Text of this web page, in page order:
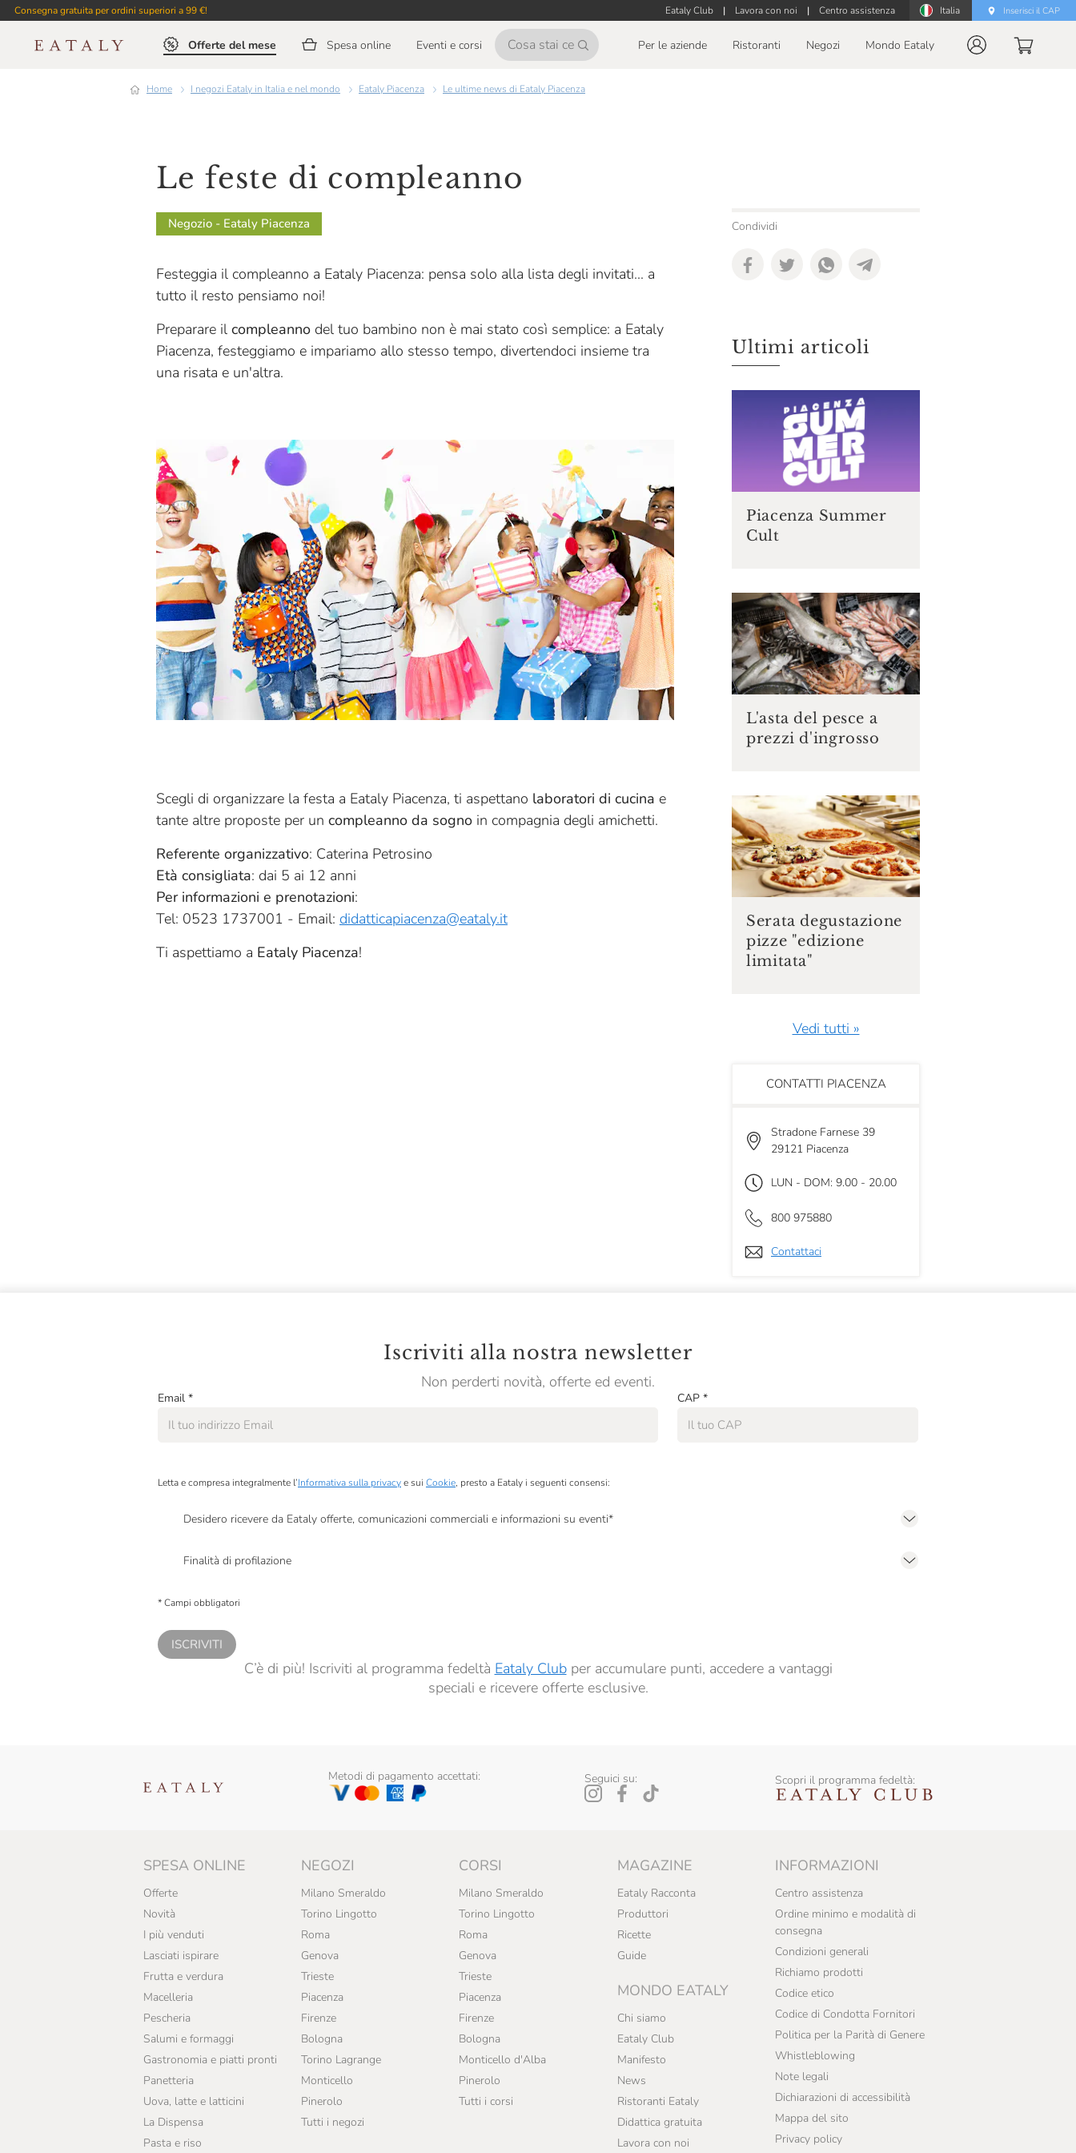
Consegna gratuita per ordini superiori a 99 €! Eataly Club | Lavora con noi | Centro assistenza Italia Inserisci il CAP
Offerte del mese Spesa online Eventi e corsi Per le aziende Ristoranti Negozi Mondo Eataly
Home I negozi Eataly in Italia e nel mondo Eataly Piacenza Le ultime news di Eataly Piacenza
Le feste di compleanno
Negozio - Eataly Piacenza
Festeggia il compleanno a Eataly Piacenza: pensa solo alla lista degli invitati... a
tutto il resto pensiamo noi!
Preparare il compleanno del tuo bambino non è mai stato così semplice: a Eataly
Piacenza, festeggiamo e impariamo allo stesso tempo, divertendoci insieme tra
una risata e un'altra.
Scegli di organizzare la festa a Eataly Piacenza, ti aspettano laboratori di cucina e
tante altre proposte per un compleanno da sogno in compagnia degli amichetti.
Referente organizzativo: Caterina Petrosino
Età consigliata: dai 5 ai 12 anni
Per informazioni e prenotazioni:
Tel: 0523 1737001 - Email: didatticapiacenza@eataly.it
Ti aspettiamo a Eataly Piacenza!
Condividi
Ultimi articoli
Piacenza Summer
Cult
L'asta del pesce a
prezzi d'ingrosso
Serata degustazione
pizze "edizione
limitata"
Vedi tutti »
CONTATTI PIACENZA
Stradone Farnese 39
29121 Piacenza
LUN - DOM: 9.00 - 20.00
800 975880
Contattaci
Iscriviti alla nostra newsletter
Non perderti novità, offerte ed eventi.
Email * CAP *
Letta e compresa integralmente l’Informativa sulla privacye sui Cookie, presto a Eataly i seguenti consensi:
Desidero ricevere da Eataly offerte, comunicazioni commerciali e informazioni su eventi*
Finalità di profilazione
* Campi obbligatori
ISCRIVITI
C’è di più! Iscriviti al programma fedeltà Eataly Clubper accumulare punti, accedere a vantaggi
speciali e ricevere offerte esclusive.
Metodi di pagamento accettati: Seguici su: Scopri il programma fedeltà:
SPESA ONLINE
Offerte
Novità
I più venduti
Lasciati ispirare
Frutta e verdura
Macelleria
Pescheria
Salumi e formaggi
Gastronomia e piatti pronti
Panetteria
Uova, latte e latticini
La Dispensa
Pasta e riso
NEGOZI
Milano Smeraldo
Torino Lingotto
Roma
Genova
Trieste
Piacenza
Firenze
Bologna
Torino Lagrange
Monticello
Pinerolo
Tutti i negozi
CORSI
Milano Smeraldo
Torino Lingotto
Roma
Genova
Trieste
Piacenza
Firenze
Bologna
Monticello d'Alba
Pinerolo
Tutti i corsi
MAGAZINE
Eataly Racconta
Produttori
Ricette
Guide
MONDO EATALY
Chi siamo
Eataly Club
Manifesto
News
Ristoranti Eataly
Didattica gratuita
Lavora con noi
INFORMAZIONI
Centro assistenza
Ordine minimo e modalità di
consegna
Condizioni generali
Richiamo prodotti
Codice etico
Codice di Condotta Fornitori
Politica per la Parità di Genere
Whistleblowing
Note legali
Dichiarazioni di accessibilità
Mappa del sito
Privacy policy